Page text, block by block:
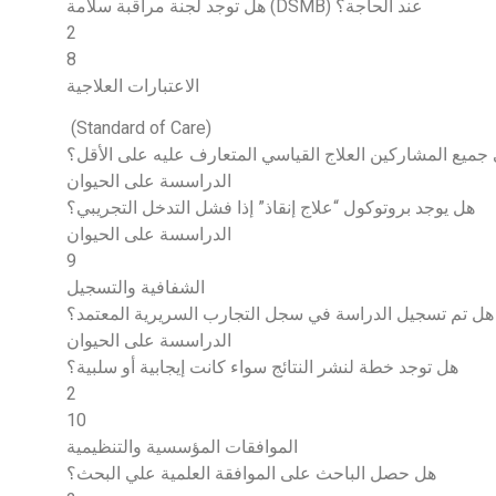
هل توجد لجنة مراقبة سلامة (DSMB) عند الحاجة؟
2
8
الاعتبارات العلاجية
(Standard of Care)
جميع المشاركين العلاج القياسي المتعارف عليه على الأقل؟
الدراسسة على الحيوان
هل يوجد بروتوكول “علاج إنقاذ” إذا فشل التدخل التجريبي؟
الدراسسة على الحيوان
9
الشفافية والتسجيل
هل تم تسجيل الدراسة في سجل التجارب السريرية المعتمد؟
الدراسسة على الحيوان
هل توجد خطة لنشر النتائج سواء كانت إيجابية أو سلبية؟
2
10
الموافقات المؤسسية والتنظيمية
هل حصل الباحث على الموافقة العلمية علي البحث؟